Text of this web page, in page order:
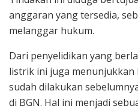
anggaran yang tersedia,
melanggar hukum.
Dari penyelidikan yang
listrik ini juga menunjukkan
sudah dilakukan
di BGN. Hal ini menjadi